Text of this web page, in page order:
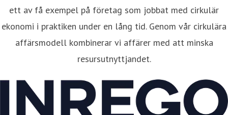
ett av få exempel på företag som jobbat med cirkulär
ekonomi i praktiken under en lång tid. Genom vår cirkulära
affärsmodell kombinerar vi affärer med att minska
resursutnyttjandet.